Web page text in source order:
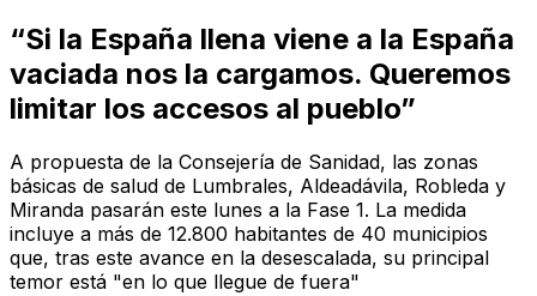
“Si la España llena viene a la España
vaciada nos la cargamos. Queremos
limitar los accesos al pueblo”
A propuesta de la Consejería de Sanidad, las zonas
básicas de salud de Lumbrales, Aldeadávila, Robleda y
Miranda pasarán este lunes a la Fase 1. La medida
incluye a más de 12.800 habitantes de 40 municipios
que, tras este avance en la desescalada, su principal
temor está "en lo que llegue de fuera"